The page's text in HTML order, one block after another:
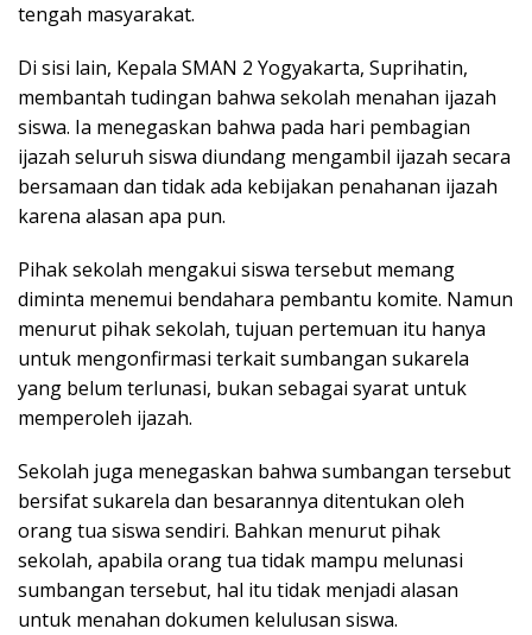
tengah masyarakat.
Di sisi lain, Kepala SMAN 2 Yogyakarta, Suprihatin,
membantah tudingan bahwa sekolah menahan ijazah
siswa. Ia menegaskan bahwa pada hari pembagian
ijazah seluruh siswa diundang mengambil ijazah secara
bersamaan dan tidak ada kebijakan penahanan ijazah
karena alasan apa pun.
Pihak sekolah mengakui siswa tersebut memang
diminta menemui bendahara pembantu komite. Namun
menurut pihak sekolah, tujuan pertemuan itu hanya
untuk mengonfirmasi terkait sumbangan sukarela
yang belum terlunasi, bukan sebagai syarat untuk
memperoleh ijazah.
Sekolah juga menegaskan bahwa sumbangan tersebut
bersifat sukarela dan besarannya ditentukan oleh
orang tua siswa sendiri. Bahkan menurut pihak
sekolah, apabila orang tua tidak mampu melunasi
sumbangan tersebut, hal itu tidak menjadi alasan
untuk menahan dokumen kelulusan siswa.